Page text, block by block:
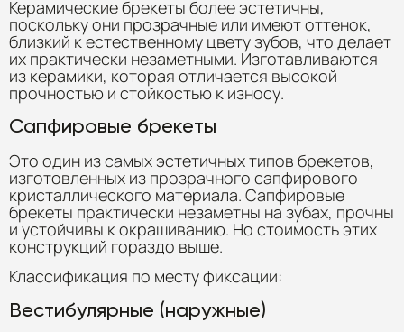
Керамические брекеты более эстетичны,
поскольку они прозрачные или имеют оттенок,
близкий к естественному цвету зубов, что делает
их практически незаметными. Изготавливаются
из керамики, которая отличается высокой
прочностью и стойкостью к износу.
Сапфировые брекеты
Это один из самых эстетичных типов брекетов,
изготовленных из прозрачного сапфирового
кристаллического материала. Сапфировые
брекеты практически незаметны на зубах, прочны
и устойчивы к окрашиванию. Но стоимость этих
конструкций гораздо выше.
Классификация по месту фиксации:
Вестибулярные (наружные)